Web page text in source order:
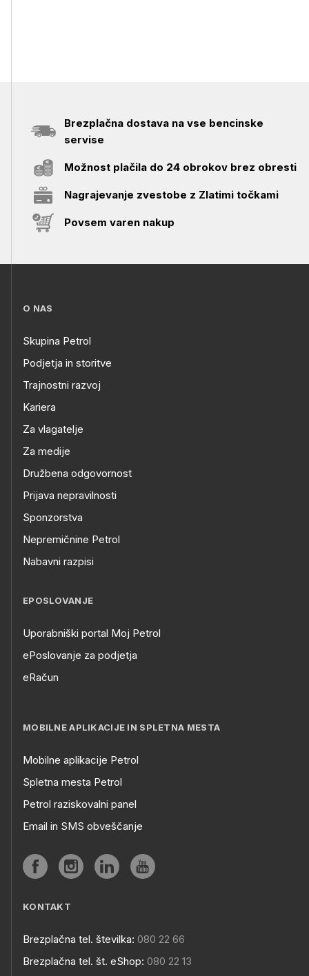
Brezplačna dostava na vse bencinske
servise
Možnost plačila do 24 obrokov brez obresti
Nagrajevanje zvestobe z Zlatimi točkami
Povsem varen nakup
O NAS
Skupina Petrol
Podjetja in storitve
Trajnostni razvoj
Kariera
Za vlagatelje
Za medije
Družbena odgovornost
Prijava nepravilnosti
Sponzorstva
Nepremičnine Petrol
Nabavni razpisi
EPOSLOVANJE
Uporabniški portal Moj Petrol
ePoslovanje za podjetja
eRačun
MOBILNE APLIKACIJE IN SPLETNA MESTA
Mobilne aplikacije Petrol
Spletna mesta Petrol
Petrol raziskovalni panel
Email in SMS obveščanje
KONTAKT
Brezplačna tel. številka: 080 22 66
Brezplačna tel. št. eShop: 080 22 13